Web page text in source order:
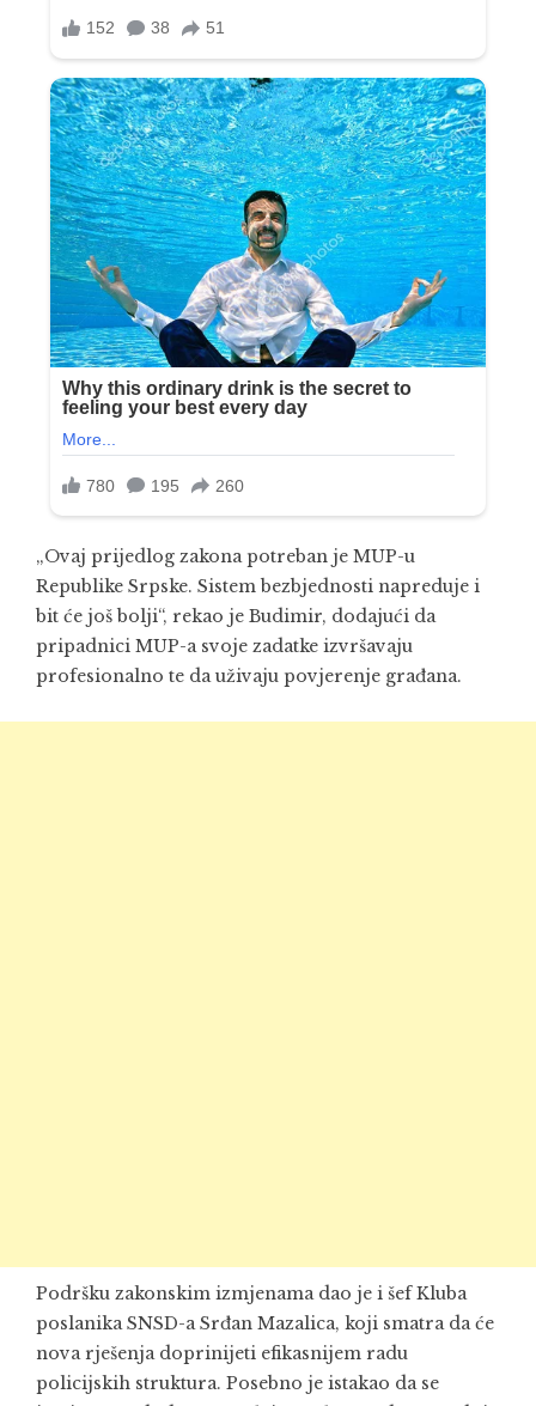
„Ovaj prijedlog zakona potreban je MUP-u
Republike Srpske. Sistem bezbjednosti napreduje i
bit će još bolji“, rekao je Budimir, dodajući da
pripadnici MUP-a svoje zadatke izvršavaju
profesionalno te da uživaju povjerenje građana.
Podršku zakonskim izmjenama dao je i šef Kluba
poslanika SNSD-a Srđan Mazalica, koji smatra da će
nova rješenja doprinijeti efikasnijem radu
policijskih struktura. Posebno je istakao da se